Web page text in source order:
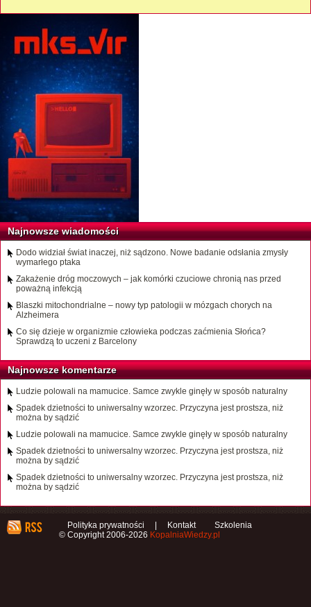
Najnowsze wiadomości
Dodo widział świat inaczej, niż sądzono. Nowe badanie odsłania zmysły
wymarłego ptaka
Zakażenie dróg moczowych – jak komórki czuciowe chronią nas przed
poważną infekcją
Blaszki mitochondrialne – nowy typ patologii w mózgach chorych na
Alzheimera
Co się dzieje w organizmie człowieka podczas zaćmienia Słońca?
Sprawdzą to uczeni z Barcelony
Najnowsze komentarze
Ludzie polowali na mamucice. Samce zwykle ginęły w sposób naturalny
Spadek dzietności to uniwersalny wzorzec. Przyczyna jest prostsza, niż
można by sądzić
Ludzie polowali na mamucice. Samce zwykle ginęły w sposób naturalny
Spadek dzietności to uniwersalny wzorzec. Przyczyna jest prostsza, niż
można by sądzić
Spadek dzietności to uniwersalny wzorzec. Przyczyna jest prostsza, niż
można by sądzić
Polityka prywatności | Kontakt
Szkolenia
© Copyright 2006-2026 KopalniaWiedzy.pl